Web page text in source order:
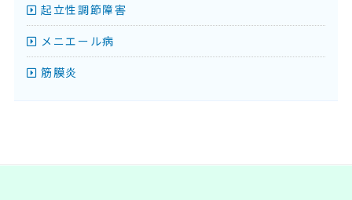
起立性調節障害
メニエール病
筋膜炎